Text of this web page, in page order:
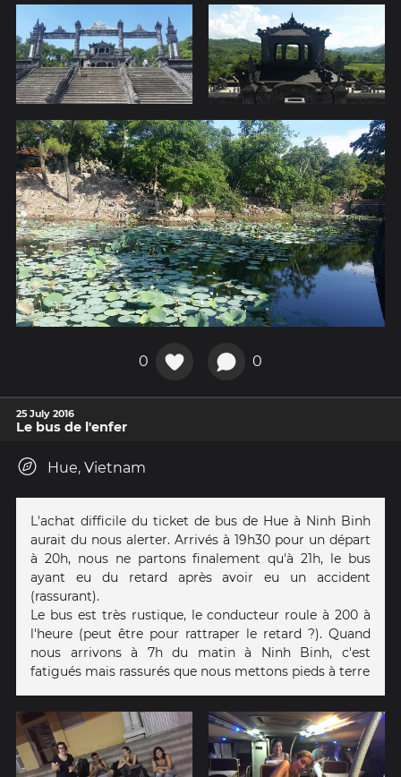
0 0
25 July 2016
Le bus de l'enfer
Hue, Vietnam
L'achat difficile du ticket de bus de Hue à Ninh Binh
aurait du nous alerter. Arrivés à 19h30 pour un départ
à 20h, nous ne partons finalement qu'à 21h, le bus
ayant eu du retard après avoir eu un accident
(rassurant).
Le bus est très rustique, le conducteur roule à 200 à
l'heure (peut être pour rattraper le retard ?). Quand
nous arrivons à 7h du matin à Ninh Binh, c'est
fatigués mais rassurés que nous mettons pieds à terre